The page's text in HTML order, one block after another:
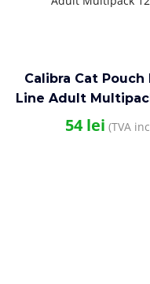
Calibra Cat Pouch
Line Adult
54lei (TVA